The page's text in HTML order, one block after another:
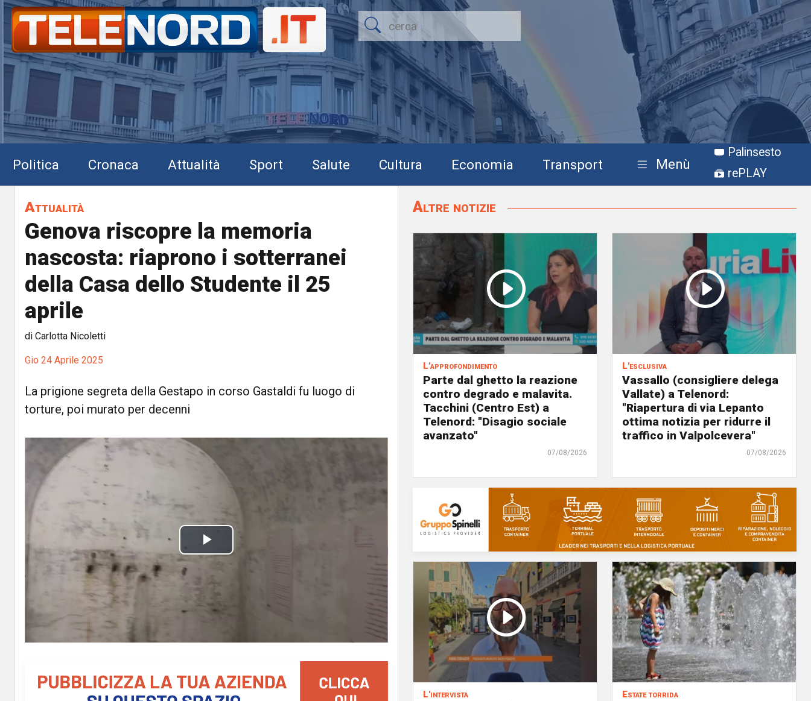
Politica Cronaca Attualità Sport Salute Cultura Economia Transport Menù
Palinsesto
rePLAY
Attualità
Genova riscopre la memoria
nascosta: riaprono i sotterranei
della Casa dello Studente il 25
aprile
di Carlotta Nicoletti
Gio 24 Aprile 2025
La prigione segreta della Gestapo in corso Gastaldi fu luogo di
torture, poi murato per decenni
P
l
a
i
Altre notizie
L'approfondimento
Parte dal ghetto la reazione
contro degrado e malavita.
Tacchini (Centro Est) a
Telenord: "Disagio sociale
avanzato"
07/08/2026
L'esclusiva
Vassallo (consigliere delega
Vallate) a Telenord:
"Riapertura di via Lepanto
ottima notizia per ridurre il
traffico in Valpolcevera"
07/08/2026
L'intervista Estate torrida